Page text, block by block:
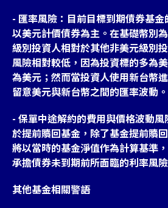
- 匯率風險：目前目標到期債券基
以美元計價債券為主。在基礎幣別
級別投資人相對於其他非美元級別
風險相對較低，因為投資標的多為
為美元；然而當投資人使用新台幣
留意美元與新台幣之間的匯率波動。
- 保單中途解約的費用與價格波動
於提前贖回基金，除了基金提前贖
將以當時的基金淨值作為計算基準
承擔債券未到期前所面臨的利率風險
其他基金相關警語